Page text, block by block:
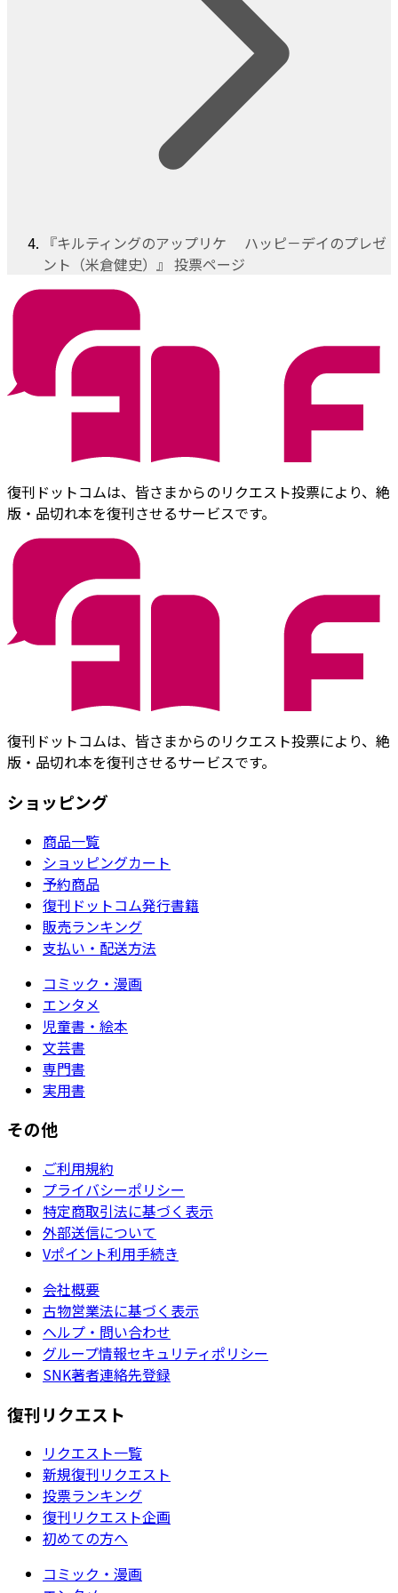
『キルティングのアップリケ ハッピ－デイのプレゼ
ント（米倉健史）』 投票ページ
復刊ドットコムは、皆さまからのリクエスト投票により、絶
版・品切れ本を復刊させるサービスです。
復刊ドットコムは、皆さまからのリクエスト投票により、絶
版・品切れ本を復刊させるサービスです。
ショッピング
商品一覧
ショッピングカート
予約商品
復刊ドットコム発行書籍
販売ランキング
支払い・配送方法
コミック・漫画
エンタメ
児童書・絵本
文芸書
専門書
実用書
その他
ご利用規約
プライバシーポリシー
特定商取引法に基づく表示
外部送信について
Vポイント利用手続き
会社概要
古物営業法に基づく表示
ヘルプ・問い合わせ
グループ情報セキュリティポリシー
SNK著者連絡先登録
復刊リクエスト
リクエスト一覧
新規復刊リクエスト
投票ランキング
復刊リクエスト企画
初めての方へ
コミック・漫画